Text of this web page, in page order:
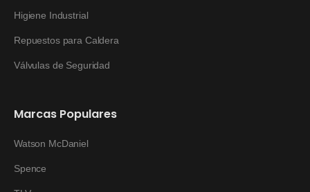
Higiene Industrial
Repuestos para Caldera
Válvulas de Seguridad
Marcas Populares
Watson McDaniel
Spence